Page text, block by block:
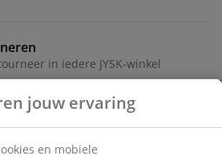
in iedere JYSK-winkel
op alle artikelen
bezorgopties naar keuze
jouw ervaring